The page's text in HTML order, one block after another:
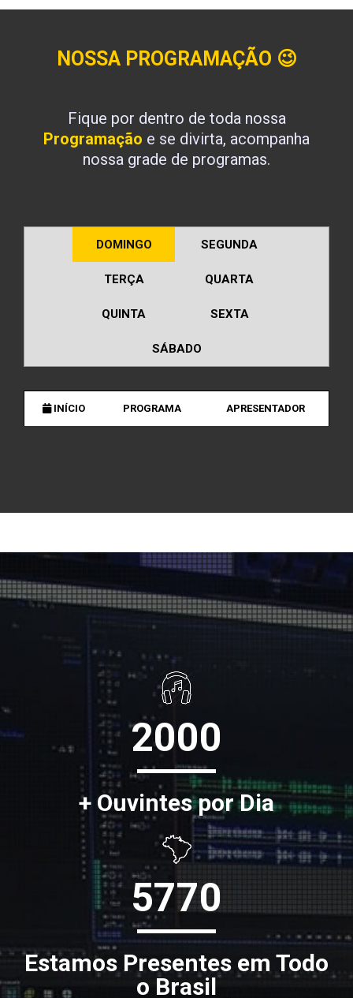
NOSSA PROGRAMAÇÃO 😉
Fique por dentro de toda nossa
Programação e se divirta, acompanha
nossa grade de programas.
DOMINGO SEGUNDA
TERÇA QUARTA
QUINTA SEXTA
SÁBADO
INÍCIO PROGRAMA APRESENTADOR
2000
+ Ouvintes por Dia
5770
Estamos Presentes em Todo
o Brasil